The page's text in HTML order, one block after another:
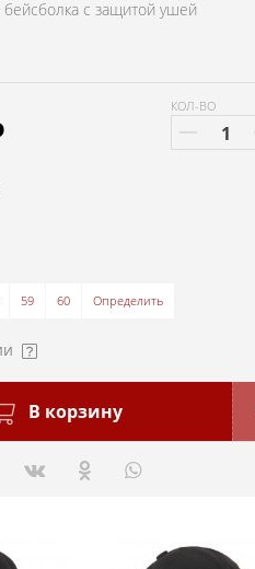
с защитой ушей
КОЛ-ВО
59 60 Определить
В корзину